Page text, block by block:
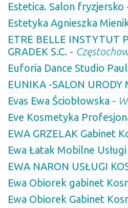
Estetica. Salon fryzjersko
Estetyka Agnieszka
ETRE BELLE INSTYTUT
GRADEK S.C. -
Euforia Dance Studio
EUNIKA -SALON URODY
Evas Ewa Ściobłowska -
Eve Kosmetyka
EWA GRZELAK Gabinet
Ewa Łatak Mobilne
EWA NARON USŁUGI
Ewa Obiorek gabinet
Ewa Obiorek Gabinet